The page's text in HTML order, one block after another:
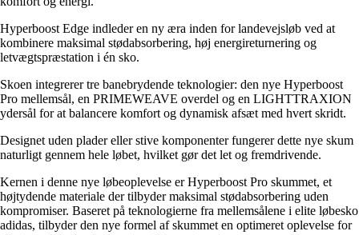
Hyperboost Edge indleder en ny æra inden for landevejsløb ved at
kombinere maksimal stødabsorbering, høj energireturnering og
letvægtspræstation i én sko.
Skoen integrerer tre banebrydende teknologier: den nye Hyperboost
Pro mellemsål, en PRIMEWEAVE overdel og en LIGHTTRAXION
ydersål for at balancere komfort og dynamisk afsæt med hvert skridt.
Designet uden plader eller stive komponenter fungerer dette nye skum
naturligt gennem hele løbet, hvilket gør det let og fremdrivende.
Kernen i denne nye løbeoplevelse er Hyperboost Pro skummet, et
højtydende materiale der tilbyder maksimal stødabsorbering uden
kompromiser. Baseret på teknologierne fra mellemsålene i elite løbesko
adidas, tilbyder den nye formel af skummet en optimeret oplevelse for